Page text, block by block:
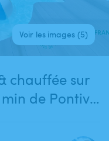
Voir les images (5)
chauffée sur
de Pontivy